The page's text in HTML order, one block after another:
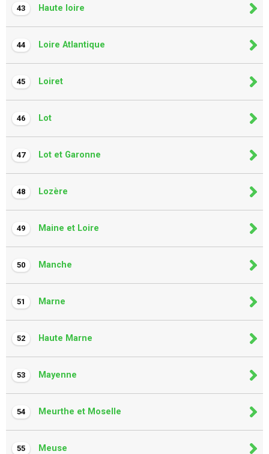
43 Haute loire
44 Loire Atlantique
45 Loiret
46 Lot
47 Lot et Garonne
48 Lozère
49 Maine et Loire
50 Manche
51 Marne
52 Haute Marne
53 Mayenne
54 Meurthe et Moselle
55 Meuse